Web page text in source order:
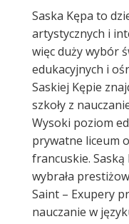
Saska Kępa to
artystycznych i
więc duży wybór
edukacyjnych i
Saskiej Kępie
szkoły z
Wysoki poziom
prywatne liceum
francuskie.
wybrała
Saint – Exupery
nauczanie w